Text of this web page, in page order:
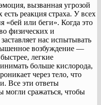
вызванная угрозой
реакция страха. У всех
«бей или беги». Когда это
физических и
нас испытывать
возбуждение —
легкие
больше кислорода,
через тело, что
Все эти ответы
могли сражаться, чтобы